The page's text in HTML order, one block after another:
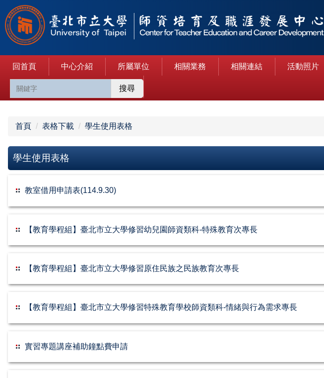
跳
到
主
要
內
區
回首頁 中心介紹 所屬單位 相關業務 相關連結 活動照片
搜尋
首頁 表格下載 學生使用表格
學生使用表格
教室借用申請表(114.9.30)
【教育學程組】臺北市立大學修習幼兒園師資類科-特殊教育次專長
【教育學程組】臺北市立大學修習原住民族之民族教育次專長
【教育學程組】臺北市立大學修習特殊教育學校師資類科-情緒與行為需求專長
實習專題講座補助鐘點費申請